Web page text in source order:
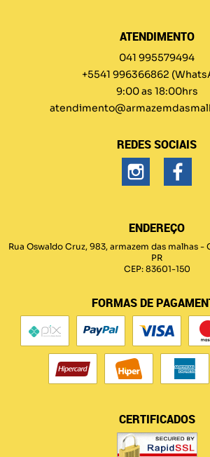
ATENDIMENTO
041 995579494
+5541 996366862
9:00 as 18:00hrs
REDES SOCIAIS
ENDEREÇO
Rua Oswaldo Cruz, 983, armazem das malhas -
PR
CEP: 83601-150
FORMAS DE
CERTIFICADOS